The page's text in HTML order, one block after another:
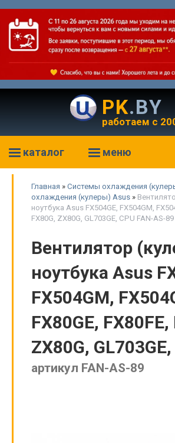
PK.BY
работаем с
каталог меню
Главная » Системы охлаждения
охлаждения (кулеры) Asus »
ноутбука Asus FX504GE, FX504GM,
FX80G, ZX80G, GL703GE, CPU FAN-AS-89
Вентилятор
ноутбука Asus
FX504GM,
FX80GE, FX80FE,
ZX80G, GL703GE,
артикул FAN-AS-89